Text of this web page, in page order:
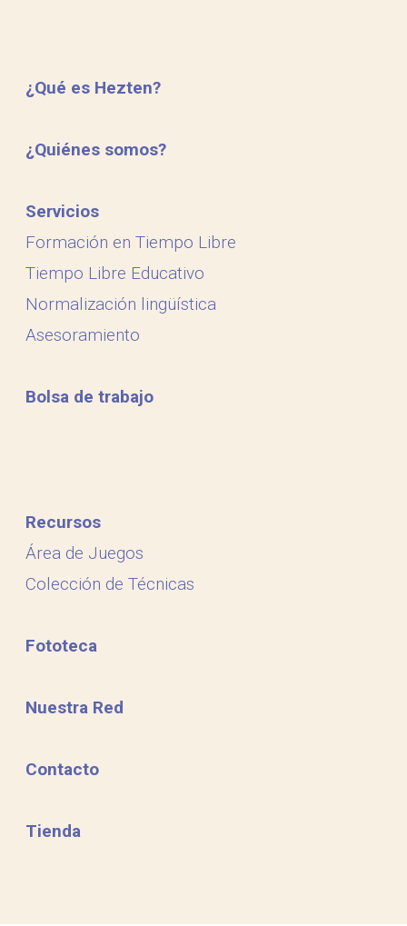
¿Qué es Hezten?
¿Quiénes somos?
Servicios
Formación en Tiempo Libre
Tiempo Libre Educativo
Normalización lingüística
Asesoramiento
Bolsa de trabajo
Recursos
Área de Juegos
Colección de Técnicas
Fototeca
Nuestra Red
Contacto
Tienda